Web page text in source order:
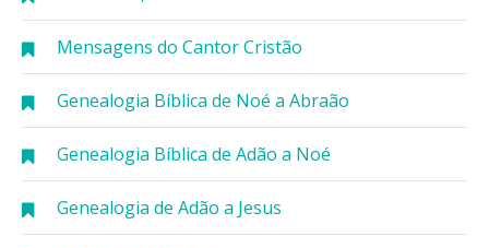
Mensagens do Cantor Cristão
Genealogia Bíblica de Noé a Abraão
Genealogia Bíblica de Adão a Noé
Genealogia de Adão a Jesus